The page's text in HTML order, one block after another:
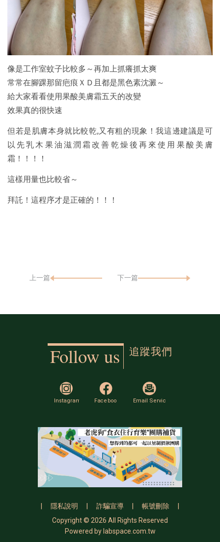
像是工作室蚊子比較多～再加上抓癢抓太爽
常常在腳踝那留疤痕ＸＤ且都是黑色素沈澱～
給大家看看使用果酸美膚霜五天的改變
效果真的很快速
但若是肌膚本身就比較乾,又有粗的現象！我這邊建議是可
以先乳木果油滋潤霜改善乾燥後再來使用果酸美膚
霜！！！！
這樣用量也比較省～
拜託！這程序才是正確的！！！
上一篇 下一篇
Follow us 追蹤我們
隱私說明 詐騙宣導 帳號刪除
Copyright © 2026 All Rights Reserved
Powered by labspace.com.tw